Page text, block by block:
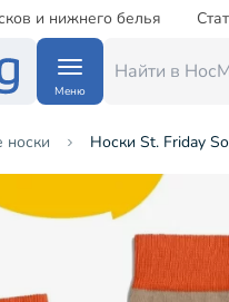
и нижнего белья
Меню
носки Носки St. Friday